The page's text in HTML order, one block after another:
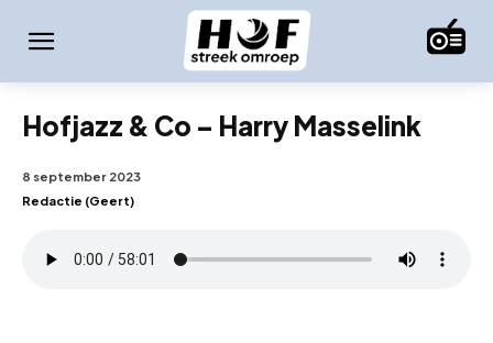
Hofjazz & Co – Harry Masselink
8 september 2023
Redactie (Geert)